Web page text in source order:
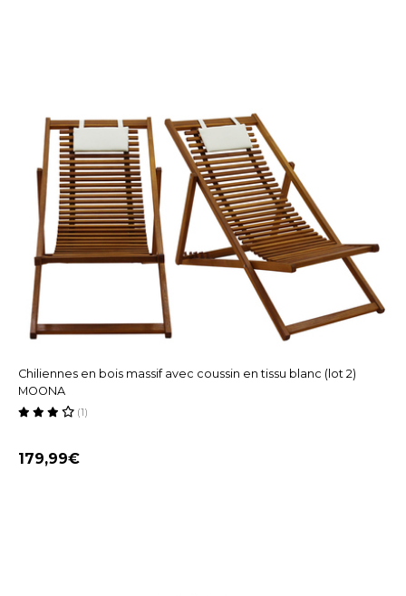
Chiliennes en bois massif avec coussin en tissu blanc (lot 2)
MOONA
(1)
179,99